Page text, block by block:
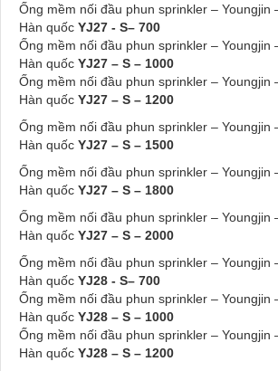
Ống mềm nối đầu phun sprinkler – Youngjin
Hàn quốc YJ27 - S– 700
Ống mềm nối đầu phun sprinkler – Youngjin
Hàn quốc YJ27 – S – 1000
Ống mềm nối đầu phun sprinkler – Youngjin
Hàn quốc YJ27 – S – 1200
Ống mềm nối đầu phun sprinkler – Youngjin
Hàn quốc YJ27 – S – 1500
Ống mềm nối đầu phun sprinkler – Youngjin
Hàn quốc YJ27 – S – 1800
Ống mềm nối đầu phun sprinkler – Youngjin
Hàn quốc YJ27 – S – 2000
Ống mềm nối đầu phun sprinkler – Youngjin
Hàn quốc YJ28 - S– 700
Ống mềm nối đầu phun sprinkler – Youngjin
Hàn quốc YJ28 – S – 1000
Ống mềm nối đầu phun sprinkler – Youngjin
Hàn quốc YJ28 – S – 1200